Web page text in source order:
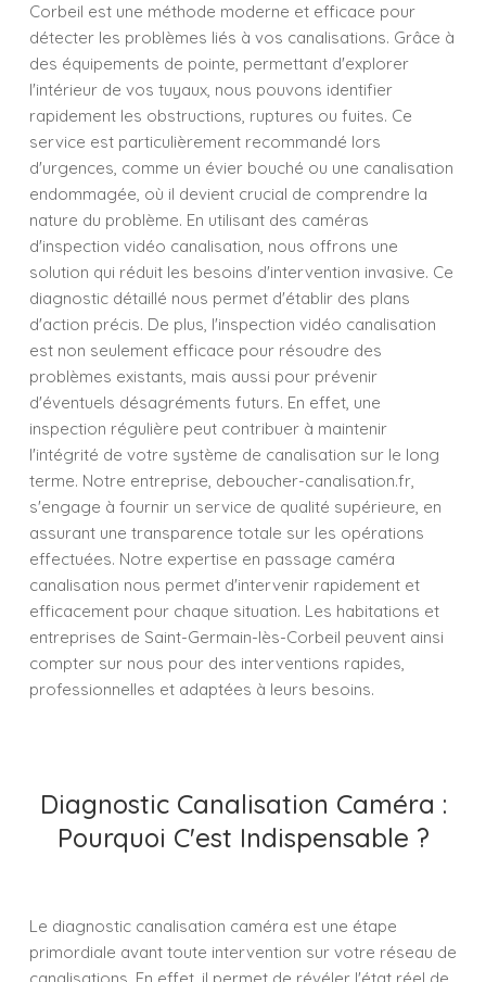
Corbeil est une méthode moderne et efficace pour
détecter les problèmes liés à vos canalisations. Grâce à
des équipements de pointe, permettant d'explorer
l'intérieur de vos tuyaux, nous pouvons identifier
rapidement les obstructions, ruptures ou fuites. Ce
service est particulièrement recommandé lors
d'urgences, comme un évier bouché ou une canalisation
endommagée, où il devient crucial de comprendre la
nature du problème. En utilisant des caméras
d'inspection vidéo canalisation, nous offrons une
solution qui réduit les besoins d'intervention invasive. Ce
diagnostic détaillé nous permet d'établir des plans
d'action précis. De plus, l'inspection vidéo canalisation
est non seulement efficace pour résoudre des
problèmes existants, mais aussi pour prévenir
d'éventuels désagréments futurs. En effet, une
inspection régulière peut contribuer à maintenir
l'intégrité de votre système de canalisation sur le long
terme. Notre entreprise, deboucher-canalisation.fr,
s'engage à fournir un service de qualité supérieure, en
assurant une transparence totale sur les opérations
effectuées. Notre expertise en passage caméra
canalisation nous permet d'intervenir rapidement et
efficacement pour chaque situation. Les habitations et
entreprises de Saint-Germain-lès-Corbeil peuvent ainsi
compter sur nous pour des interventions rapides,
professionnelles et adaptées à leurs besoins.
Diagnostic Canalisation Caméra :
Pourquoi C'est Indispensable ?
Le diagnostic canalisation caméra est une étape
primordiale avant toute intervention sur votre réseau de